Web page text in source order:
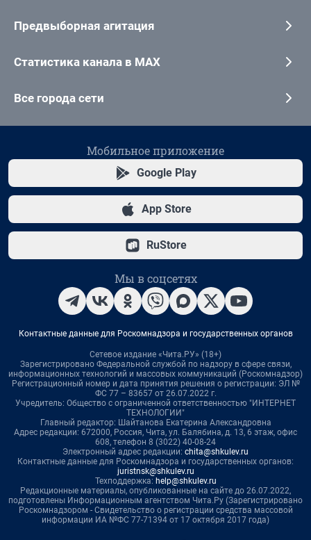
Предвыборная агитация
Статистика канала в MAX
Все города сети
Мобильное приложение
Google Play
App Store
RuStore
Мы в соцсетях
Контактные данные для Роскомнадзора и государственных органов
Сетевое издание «Чита.РУ» (18+)
Зарегистрировано Федеральной службой по надзору в сфере связи,
информационных технологий и массовых коммуникаций (Роскомнадзор)
Регистрационный номер и дата принятия решения о регистрации: ЭЛ №
ФС 77 – 83657 от 26.07.2022 г.
Учредитель: Общество с ограниченной ответственностью "ИНТЕРНЕТ
ТЕХНОЛОГИИ"
Главный редактор: Шайтанова Екатерина Александровна
Адрес редакции: 672000, Россия, Чита, ул. Балябина, д. 13, 6 этаж, офис
608, телефон 8 (3022) 40-08-24
Электронный адрес редакции: chita@shkulev.ru
Контактные данные для Роскомнадзора и государственных органов:
juristnsk@shkulev.ru
Техподдержка: help@shkulev.ru
Редакционные материалы, опубликованные на сайте до 26.07.2022,
подготовлены Информационным агентством Чита.Ру (Зарегистрировано
Роскомнадзором - Свидетельство о регистрации средства массовой
информации ИА №ФС 77-71394 от 17 октября 2017 года)